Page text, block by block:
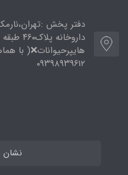
دفتر پخش
۰۹۳۹۸۹۳۹۶۱۲
نشان